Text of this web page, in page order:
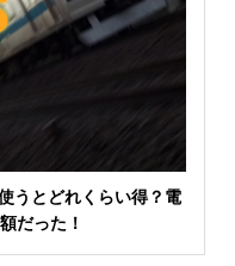
うとどれくらい得？電
だった！